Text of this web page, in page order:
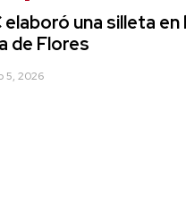
elaboró una silleta en
de Flores
5, 2026